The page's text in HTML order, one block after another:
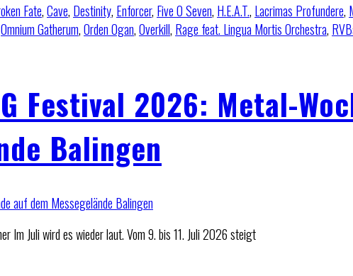
Fate,Cave, Destinity, Enforcer, Five O Seven, H.E.A.T., Lacrimas Profundere,
Omnium Gatherum,Orden Ogan,Overkill, Rage feat. Lingua Mortis Orchestra,
Festival 2026: Metal-
Balingen
Im Juli wird es wieder laut. Vom 9. bis 11. Juli 2026 steigt